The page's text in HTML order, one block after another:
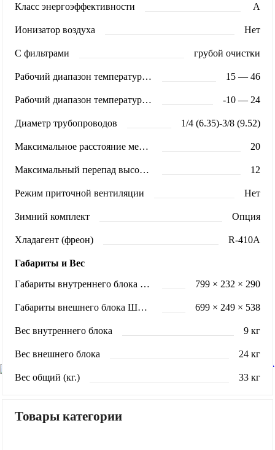
Класс энергоэффективности A
Ионизатор воздуха Нет
С фильтрами грубой очистки
Рабочий диапазон температур (охлаждение) 15 — 46
Рабочий диапазон температур (обогрев) -10 — 24
Диаметр трубопроводов 1/4 (6.35)-3/8 (9.52)
Максимальное расстояние между блоками (м) 20
Максимальный перепад высот (м) 12
Режим приточной вентиляции Нет
Зимний комплект Опция
Хладагент (фреон) R-410A
Габариты и Вес
Габариты внутреннего блока ШхВхГ (мм)
799 × 232 × 290
Габариты внешнего блока ШхВхГ (мм) 699 × 249 × 538
Вес внутреннего блока 9 кг
Вес внешнего блока 24 кг
Вес общий (кг.) 33 кг
Товары категории